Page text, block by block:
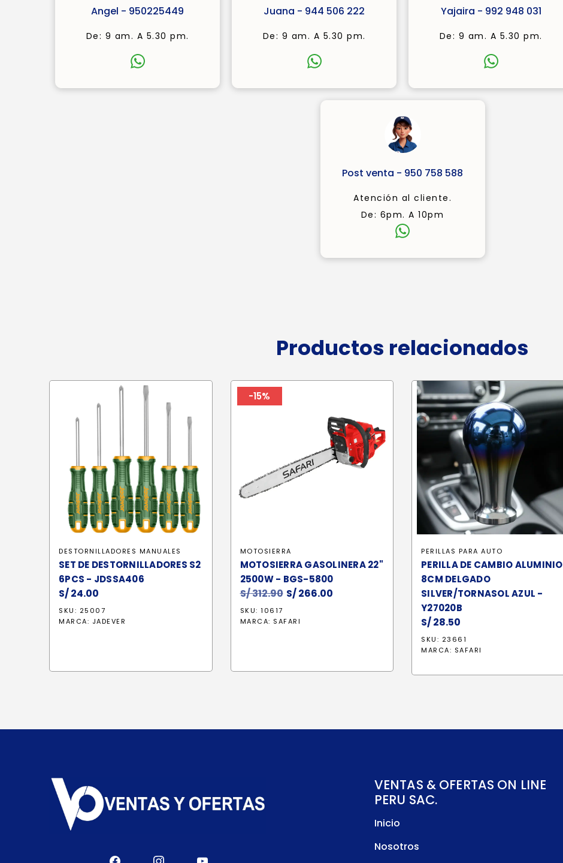
Angel - 950225449
De: 9 am. A 5.30 pm.
Juana - 944 506 222
De: 9 am. A 5.30 pm.
Yajaira - 992 948 031
De: 9 am. A 5.30 pm.
Post venta - 950 758 588
Atención al cliente.
De: 6pm. A 10pm
Productos relacionados
DESTORNILLADORES MANUALES
SET DE DESTORNILLADORES S2
6PCS - JDSSA406
S/24.00
SKU: 25007
MARCA: JADEVER
-15%
MOTOSIERRA
MOTOSIERRA GASOLINERA 22"
2500W - BGS-5800
S/312.90 El
original
S/266.00
SKU: 10617
MARCA: SAFARI
PERILLAS PARA AUTO
PERILLA DE CAMBIO ALUMINIO
8CM DELGADO
SILVER/TORNASOL AZUL -
Y27020B
S/28.50
SKU: 23661
MARCA: SAFARI
VENTAS & OFERTAS ON LINE
PERU SAC.
Inicio
Nosotros